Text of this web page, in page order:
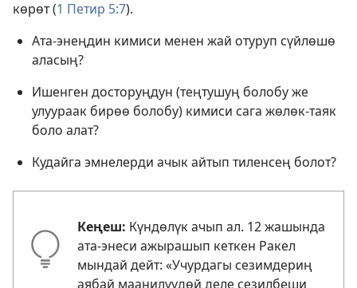
көрөт (1 Петир 5:7).
Ата-энеңдин кимиси менен жай отуруп сүйлөшө
аласың?
Ишенген досторуңдун (теңтушуң болобу же
улуураак бирөө болобу) кимиси сага жөлөк-таяк
боло алат?
Кудайга эмнелерди ачык айтып тиленсең болот?
Кеңеш: Күндөлүк ачып ал. 12 жашында
ата-энеси ажырашып кеткен Ракел
мындай дейт: «Учурдагы сезимдериң
аябай маанилүүдөй деле сезилбеши